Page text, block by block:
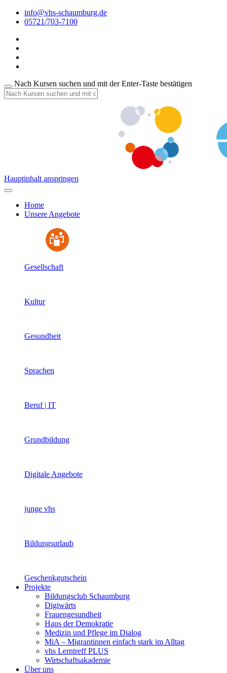
info@vhs-schaumburg.de
05721/703-7100
Nach Kursen suchen und mit der Enter-Taste bestätigen
Hauptinhalt anspringen
Home
Unsere Angebote
Gesellschaft
Kultur
Gesundheit
Sprachen
Beruf | IT
Grundbildung
Digitale Angebote
junge vhs
Bildungsurlaub
Geschenkgutschein
Projekte
Bildungsclub Schaumburg
Digiwärts
Frauengesundheit
Haus der Demokratie
Medizin und Pflege im Dialog
MiA – Migrantinnen einfach stark im Alltag
vhs Lerntreff PLUS
Wirtschaftsakademie
Über uns